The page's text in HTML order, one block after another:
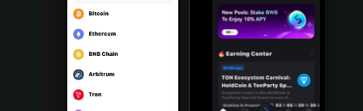
Português (Portugal)
Bahasa Indonesia